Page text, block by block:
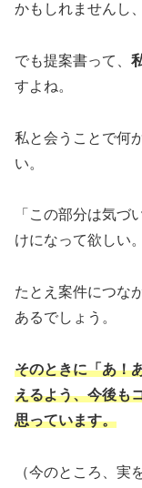
かもしれませんし
でも提案書って、
すよね。
私と会うことで何
い。
「この部分は気づ
けになって欲しい。
たとえ案件につな
あるでしょう。
そのときに「あ！
えるよう、今後も
思っています。
（今のところ、実